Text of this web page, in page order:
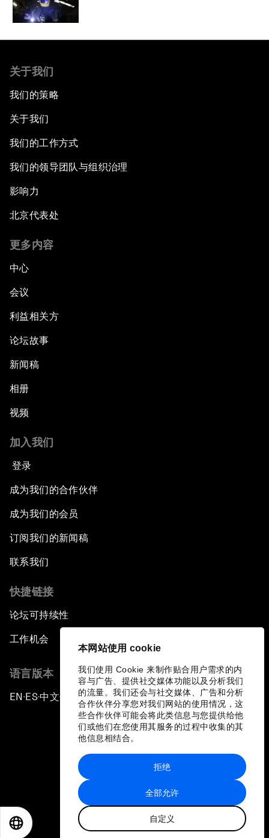
本网站使用 cookie
我们使用 Cookie 来制作贴合用户需求的内
容与广告、提供社交媒体功能以及分析我们
的流量。我们还会与社交媒体、广告和分析
合作伙伴分享您对我们网站的使用情况，这
些合作伙伴可能会将此类信息与您提供给他
们或他们在您使用其服务的过程中收集的其
他信息相结合。
全部允许
自定义
拒绝
关于我们
我们的策略
关于我们
我们的工作方式
我们的领导团队与组织治理
影响力
北京代表处
更多内容
中心
会议
利益相关方
论坛故事
新闻稿
相册
视频
加入我们
登录
成为我们的合作伙伴
成为我们的会员
订阅我们的新闻稿
联系我们
快捷链接
论坛可持续性
工作机会
语言版本
EN ▪ES▪中文▪ 日本語
站点地图
世界经济论坛